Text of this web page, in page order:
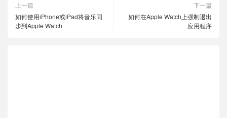
上一篇
如何使用iPhone或iPad将音乐同
步到Apple Watch
下一篇
如何在Apple Watch上强制退出
应用程序